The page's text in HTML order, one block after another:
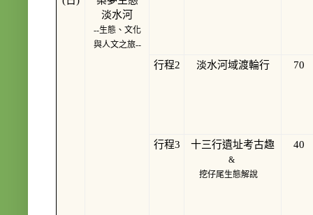
淡水河
--生態、文化
與人文之旅--
行程2 淡水河域渡輪行 70
行程3 十三行遺址考古趣
&
挖仔尾生態解說
40